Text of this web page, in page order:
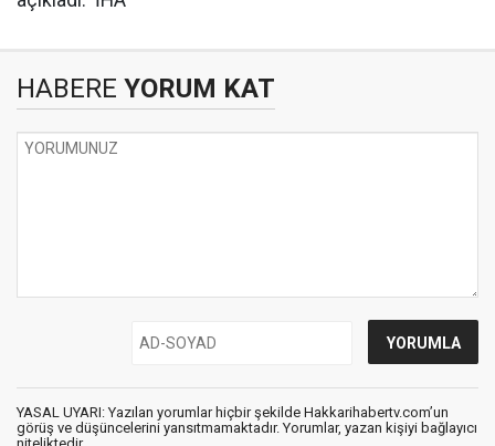
HABERE YORUM KAT
YASAL UYARI: Yazılan yorumlar hiçbir şekilde Hakkarihabertv.com’un
görüş ve düşüncelerini yansıtmamaktadır. Yorumlar, yazan kişiyi bağlayıcı